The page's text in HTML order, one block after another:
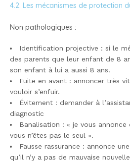
4.2. Les mécanismes de protection
Non pathologiques :
Identification projective : si le
des parents que leur enfant de 8
son enfant à lui a aussi 8 ans.
Fuite en avant : annoncer très
vouloir s’enfuir.
Évitement : demander à
diagnostic
Banalisation : « je vous annonce
vous n’êtes pas le seul ».
Fausse rassurance : annonce
qu’il n’y a pas de mauvaise